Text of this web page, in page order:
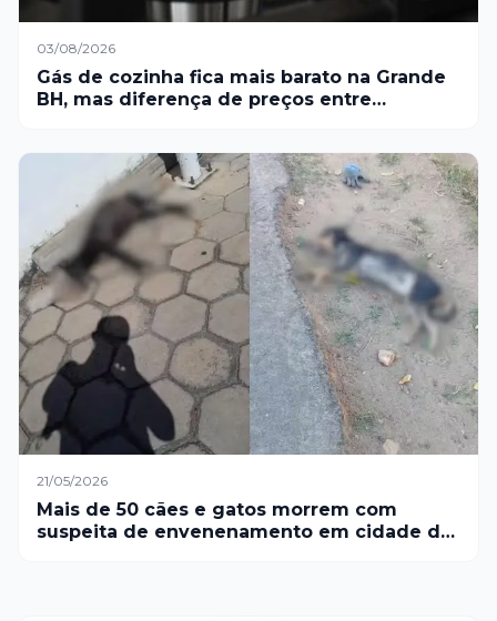
03/08/2026
Gás de cozinha fica mais barato na Grande
BH, mas diferença de preços entre
21/05/2026
Mais de 50 cães e gatos morrem com
suspeita de envenenamento em cidade do